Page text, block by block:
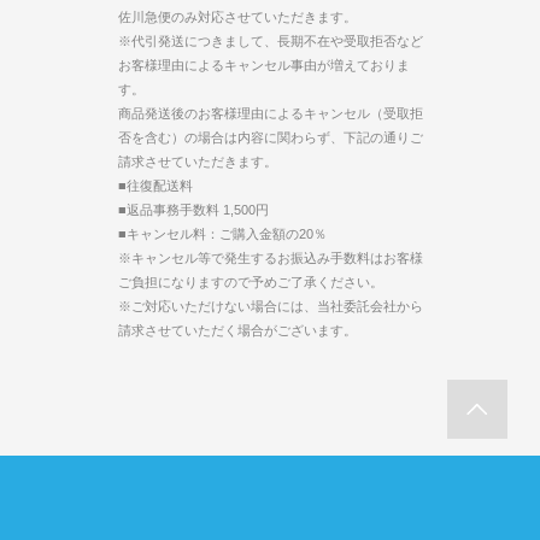
佐川急便のみ対応させていただきます。
※代引発送につきまして、長期不在や受取拒否など
お客様理由によるキャンセル事由が増えておりま
す。
商品発送後のお客様理由によるキャンセル（受取拒
否を含む）の場合は内容に関わらず、下記の通りご
請求させていただきます。
■往復配送料
■返品事務手数料 1,500円
■キャンセル料：ご購入金額の20％
※キャンセル等で発生するお振込み手数料はお客様
ご負担になりますので予めご了承ください。
※ご対応いただけない場合には、当社委託会社から
請求させていただく場合がございます。